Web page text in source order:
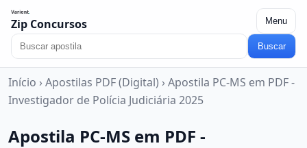
Zip Concursos Menu
Buscar
Início › Apostilas PDF (Digital) › Apostila PC-MS em PDF -
Investigador de Polícia Judiciária 2025
Apostila PC-MS em PDF -